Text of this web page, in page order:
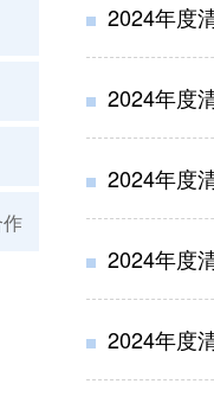
2024年度
2024年度
2024年度
2024年度
2024年度